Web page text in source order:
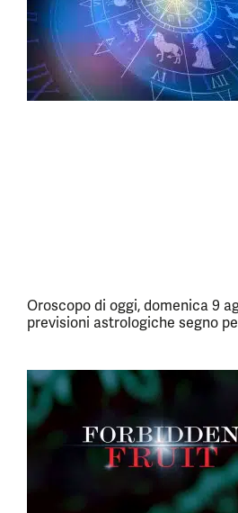
Oroscopo di oggi, domenica 9
previsioni astrologiche segno